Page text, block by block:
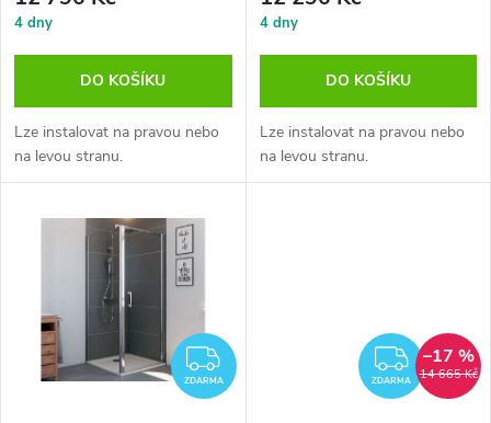
o
d
u
k
o
d
u
4 dny
DO KOŠÍKU
Lze instalovat na pravou nebo
na levou stranu.
4 dny
DO KOŠÍKU
Lze instalovat na pravou nebo
na levou stranu.
ZDARMA
ZDARMA ZDARMA 14 665 Kč
–17 %